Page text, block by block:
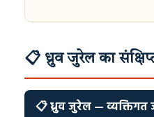
📋 ध्रुव जुरेल का
📋 ध्रुव जुरेल — व्यक्तिगत